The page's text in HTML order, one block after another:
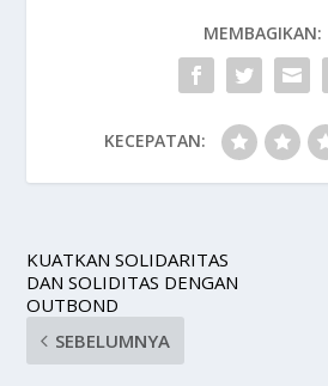
MEMBAGIKAN:
KECEPATAN:
KUATKAN SOLIDARITAS
DAN SOLIDITAS DENGAN
OUTBOND
SEBELUMNYA